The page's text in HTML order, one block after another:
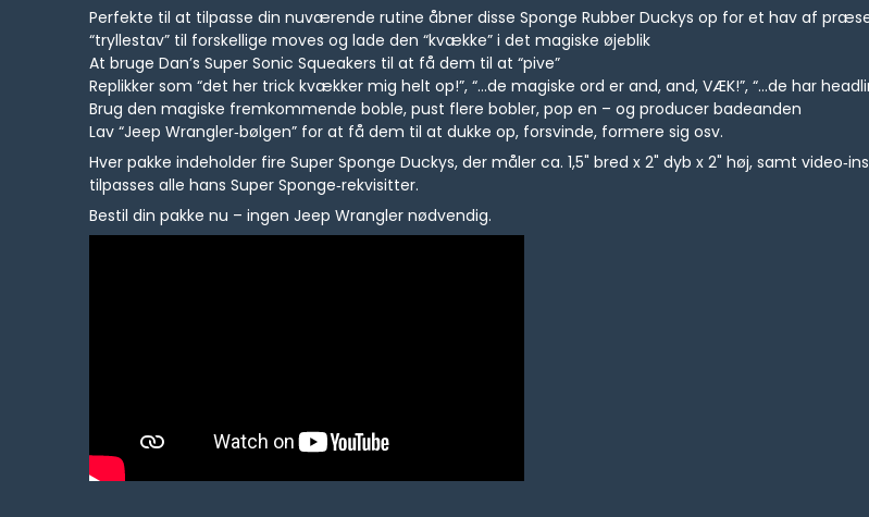
Perfekte til at tilpasse din nuværende rutine åbner disse Sponge Rubber Duckys op for et hav af
“tryllestav” til forskellige moves og lade den “kvække” i det magiske øjeblik
At bruge Dan’s Super Sonic Squeakers til at få dem til at “pive”
Replikker som “det her trick kvækker mig helt op!”, “...de magiske ord er and, and, VÆK!”, “...de har
Brug den magiske fremkommende boble, pust flere bobler, pop en – og producer badeanden
Lav “Jeep Wrangler‑bølgen” for at få dem til at dukke op, forsvinde, formere sig osv.
Hver pakke indeholder fire Super Sponge Duckys, der måler ca. 1,5" bred x 2" dyb x 2" høj, samt
tilpasses alle hans Super Sponge‑rekvisitter.
Bestil din pakke nu – ingen Jeep Wrangler nødvendig.